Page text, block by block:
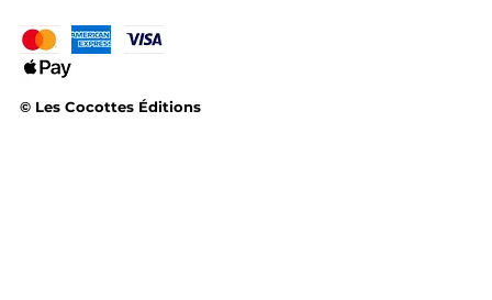
© Les Cocottes Éditions